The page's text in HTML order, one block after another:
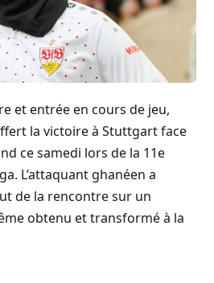
et entrée en cours de jeu,
la victoire à Stuttgart face
ce samedi lors de la 11e
L’attaquant ghanéen a
de la rencontre sur un
obtenu et transformé à la